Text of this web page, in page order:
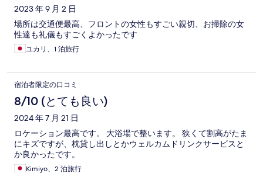
2023 年 9 月 2 日
場所は交通便最高、フロントの女性もすごい親切、お掃除の女
性達も礼儀もすごくよかったです
ユカリ、1 泊旅行
宿泊者限定の口コミ
8/10 (とても良い)
2024 年 7 月 21 日
ロケーション最高です。 大浴場で整います。 狭くて割高がたま
にキズですが、枕貸し出しとかウェルカムドリンクサービスと
か良かったです。
Kimiyo、2 泊旅行